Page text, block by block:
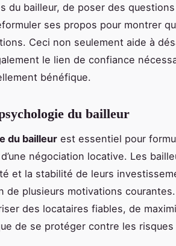
du bailleur, de poser des
ses propos pour montrer
Ceci non seulement aide à
le lien de confiance
bénéfique.
du bailleur
du bailleur est essentiel pour
négociation locative. Les
et la stabilité de leurs
de plusieurs motivations
des locataires fiables, de
de se protéger contre les risques